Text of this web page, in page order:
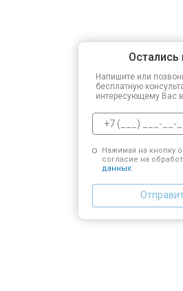
Напишите или
бесплатную
интересующему Вас
Нажимая на кнопку
согласие на
данных.